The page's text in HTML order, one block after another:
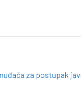
za postupak